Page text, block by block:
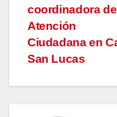
coordinadora de
Atención
Ciudadana en
San Lucas